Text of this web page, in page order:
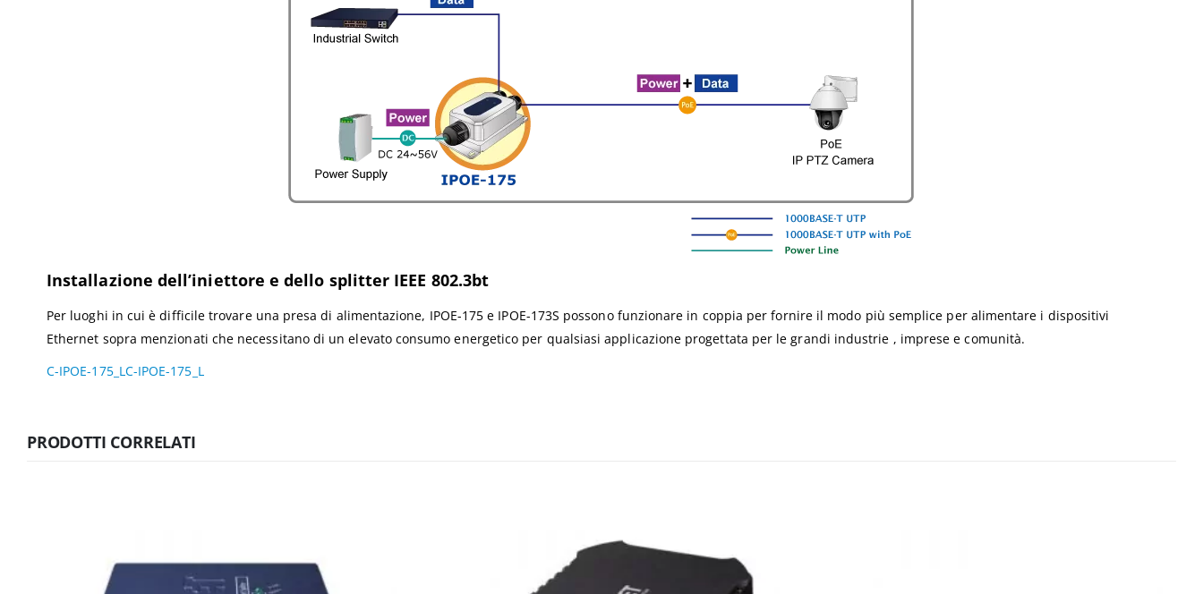
Installazione dell’iniettore e dello splitter IEEE 802.3bt
Per luoghi in cui è difficile trovare una presa di alimentazione, IPOE-175 e IPOE-173S possono funzionare in coppia per fornire il modo più semplice per alimentare i dispositivi
Ethernet sopra menzionati che necessitano di un elevato consumo energetico per qualsiasi applicazione progettata per le grandi industrie , imprese e comunità.
C-IPOE-175_LC-IPOE-175_L
PRODOTTI CORRELATI